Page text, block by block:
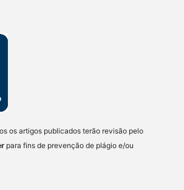
os artigos publicados terão revisão pelo
para fins de prevenção de plágio e/ou